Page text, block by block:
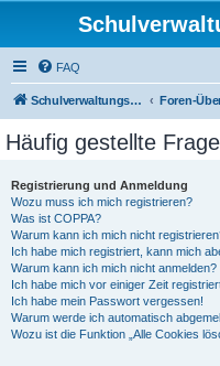
FAQ
Schulverwaltungssoftware NRW Foren-
Häufig gestellte
Registrierung und Anmeldung
Wozu muss ich mich registrieren?
Was ist COPPA?
Warum kann ich mich nicht
Ich habe mich registriert, kann mich
Warum kann ich mich nicht anmelden?
Ich habe mich vor einiger Zeit
Ich habe mein Passwort vergessen!
Warum werde ich automatisch
Wozu ist die Funktion „Alle Cookies